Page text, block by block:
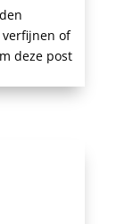
of
deze post